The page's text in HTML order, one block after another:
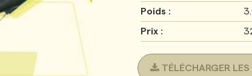
Poids :
Prix :
TÉLÉCHARGER